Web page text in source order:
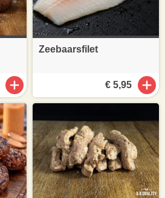
Zeebaarsfilet
€ 5,95